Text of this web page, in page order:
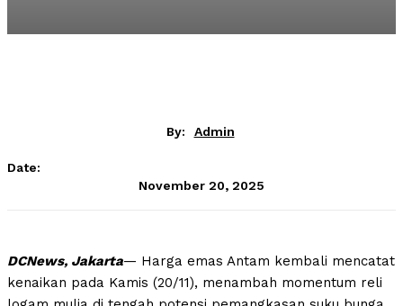
By: Admin
Date:
November 20, 2025
DCNews, Jakarta— Harga emas Antam kembali mencatat
kenaikan pada Kamis (20/11), menambah momentum reli